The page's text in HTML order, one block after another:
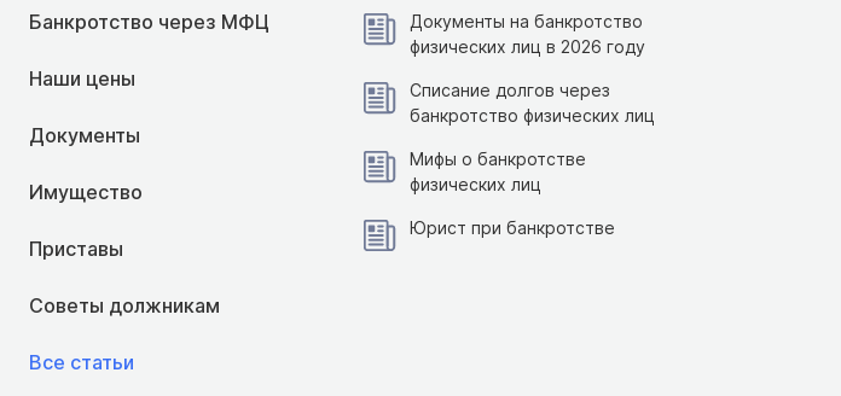
Банкротство через МФЦ
Наши цены
Документы
Имущество
Приставы
Советы должникам
Все статьи
Документы на банкротство
физических лиц в 2026 году
Списание долгов через
банкротство физических лиц
Мифы о банкротстве
физических лиц
Юрист при банкротстве